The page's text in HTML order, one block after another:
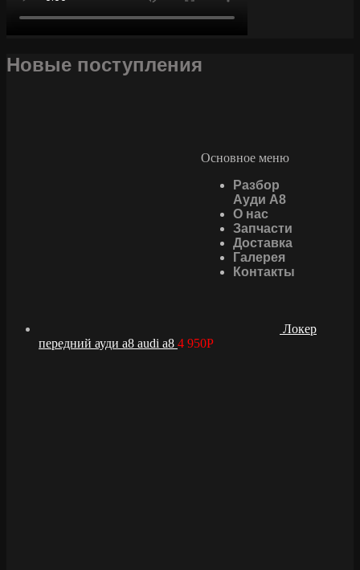
Основное меню
Разбор
Ауди А8
О нас
Запчасти
Доставка
Галерея
Контакты
Новые поступления
Локер
передний ауди а8 audi a8 4 950Р